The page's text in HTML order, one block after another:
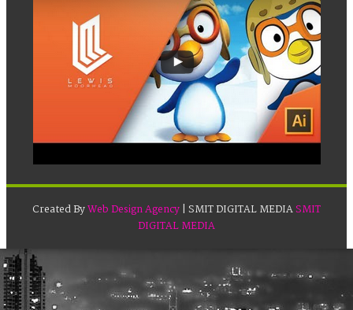
Created ByWeb Design Agency| SMIT DIGITAL MEDIASMIT
DIGITAL MEDIA